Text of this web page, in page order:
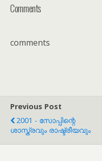
Comments
comments
Previous Post
2001 - സോപ്പിന്റെ
ശാസ്ത്രവും രാഷ്ട്രീയവും